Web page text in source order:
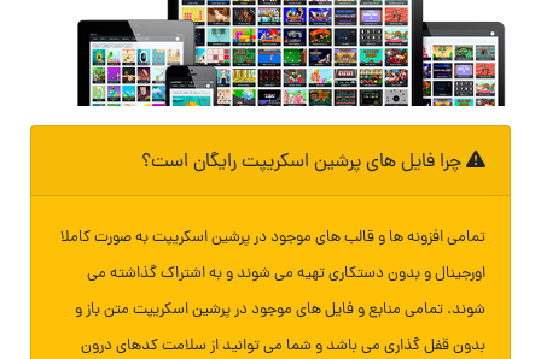
چرا فایل های پرشین اسکریپت رایگان است؟
تمامی افزونه ها و قالب های موجود در پرشین اسکریپت به صورت کاملا
اورجینال و بدون دستکاری تهیه می شوند و به اشتراک گذاشته می
شوند. تمامی منابع و فایل های موجود در پرشین اسکریپت متن باز و
بدون قفل گذاری می باشد و شما می توانید از سلامت کدهای درون